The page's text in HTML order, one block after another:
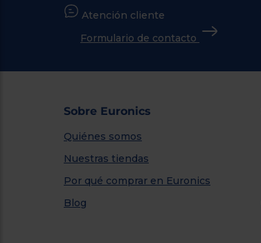
Atención cliente
Formulario de contacto
Sobre Euronics
Quiénes somos
Nuestras tiendas
Por qué comprar en Euronics
Blog